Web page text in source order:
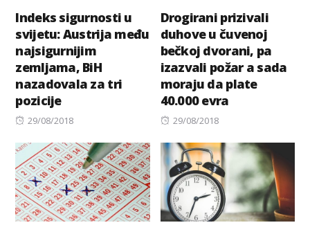
Indeks sigurnosti u
svijetu: Austrija među
najsigurnijim
zemljama, BiH
nazadovala za tri
pozicije
Posted
29/08/2018
Drogirani prizivali
duhove u čuvenoj
bečkoj dvorani, pa
izazvali požar a sada
moraju da plate
40.000 evra
Posted
29/08/2018